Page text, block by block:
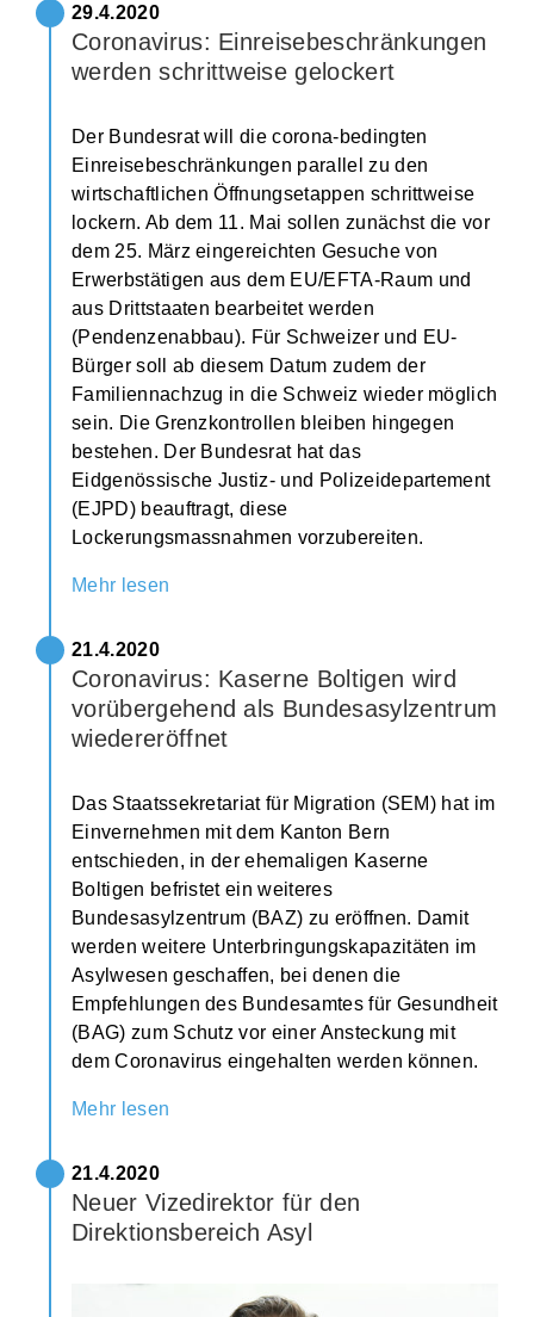
29.4.2020
Coronavirus: Einreisebeschränkungen
werden schrittweise gelockert
Der Bundesrat will die corona-bedingten
Einreisebeschränkungen parallel zu den
wirtschaftlichen Öffnungsetappen schrittweise
lockern. Ab dem 11. Mai sollen zunächst die vor
dem 25. März eingereichten Gesuche von
Erwerbstätigen aus dem EU/EFTA-Raum und
aus Drittstaaten bearbeitet werden
(Pendenzenabbau). Für Schweizer und EU-
Bürger soll ab diesem Datum zudem der
Familiennachzug in die Schweiz wieder möglich
sein. Die Grenzkontrollen bleiben hingegen
bestehen. Der Bundesrat hat das
Eidgenössische Justiz- und Polizeidepartement
(EJPD) beauftragt, diese
Lockerungsmassnahmen vorzubereiten.
Mehr lesen
21.4.2020
Coronavirus: Kaserne Boltigen wird
vorübergehend als Bundesasylzentrum
wiedereröffnet
Das Staatssekretariat für Migration (SEM) hat im
Einvernehmen mit dem Kanton Bern
entschieden, in der ehemaligen Kaserne
Boltigen befristet ein weiteres
Bundesasylzentrum (BAZ) zu eröffnen. Damit
werden weitere Unterbringungskapazitäten im
Asylwesen geschaffen, bei denen die
Empfehlungen des Bundesamtes für Gesundheit
(BAG) zum Schutz vor einer Ansteckung mit
dem Coronavirus eingehalten werden können.
Mehr lesen
21.4.2020
Neuer Vizedirektor für den
Direktionsbereich Asyl